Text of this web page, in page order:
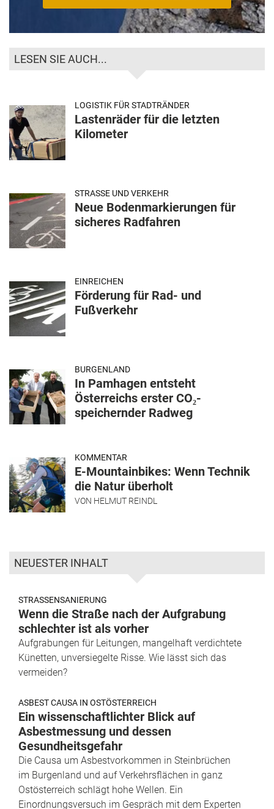
LESEN SIE AUCH...
LOGISTIK FÜR STADTRÄNDER
Lastenräder für die letzten
Kilometer
STRASSE UND VERKEHR
Neue Bodenmarkierungen für
sicheres Radfahren
EINREICHEN
Förderung für Rad- und
Fußverkehr
BURGENLAND
In Pamhagen entsteht
Österreichs erster CO₂-
speichernder Radweg
KOMMENTAR
E-Mountainbikes: Wenn Technik
die Natur überholt
VON HELMUT REINDL
NEUESTER INHALT
STRASSENSANIERUNG
Wenn die Straße nach der Aufgrabung
schlechter ist als vorher
Aufgrabungen für Leitungen, mangelhaft verdichtete
Künetten, unversiegelte Risse. Wie lässt sich das
vermeiden?
ASBEST CAUSA IN OSTÖSTERREICH
Ein wissenschaftlichter Blick auf
Asbestmessung und dessen
Gesundheitsgefahr
Die Causa um Asbestvorkommen in Steinbrüchen
im Burgenland und auf Verkehrsflächen in ganz
Ostösterreich schlägt hohe Wellen. Ein
Einordnungsversuch im Gespräch mit dem Experten